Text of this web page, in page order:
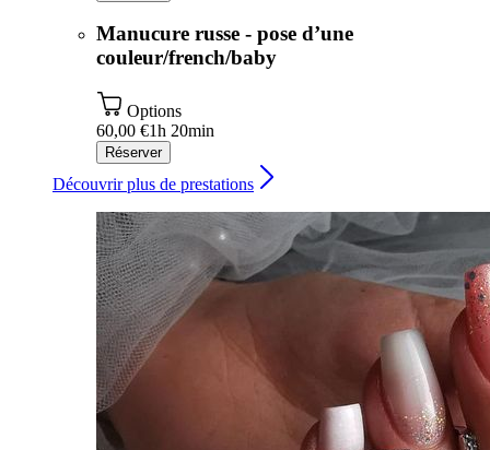
Manucure russe - pose d’une
couleur/french/baby
Options
60,00 €1h 20min
Réserver
Découvrir plus de prestations